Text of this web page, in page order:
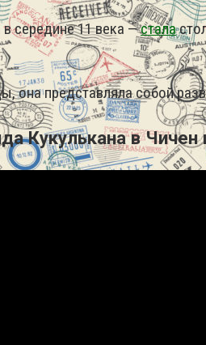
середине 11 века —стала
она представляла собой
Кукулькана в Чичен